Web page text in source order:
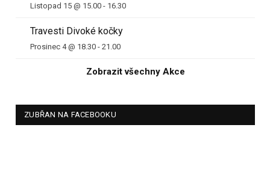
Listopad 15 @ 15.00 - 16.30
Travesti Divoké kočky
Prosinec 4 @ 18.30 - 21.00
Zobrazit všechny Akce
ZUBŘAN NA FACEBOOKU